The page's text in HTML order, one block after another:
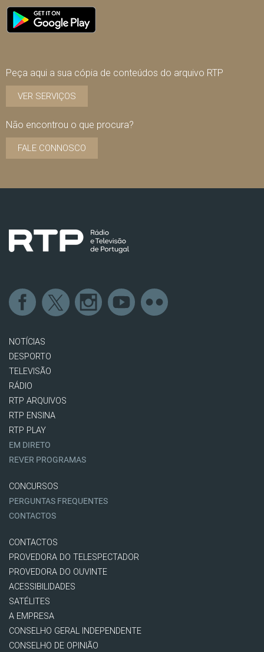
Peça aqui a sua cópia de conteúdos do arquivo RTP
VER SERVIÇOS
Não encontrou o que procura?
FALE CONNOSCO
NOTÍCIAS
DESPORTO
TELEVISÃO
RÁDIO
RTP ARQUIVOS
RTP ENSINA
RTP PLAY
EM DIRETO
REVER PROGRAMAS
CONCURSOS
PERGUNTAS FREQUENTES
CONTACTOS
CONTACTOS
PROVEDORA DO TELESPECTADOR
PROVEDORA DO OUVINTE
ACESSIBILIDADES
SATÉLITES
A EMPRESA
CONSELHO GERAL INDEPENDENTE
CONSELHO DE OPINIÃO